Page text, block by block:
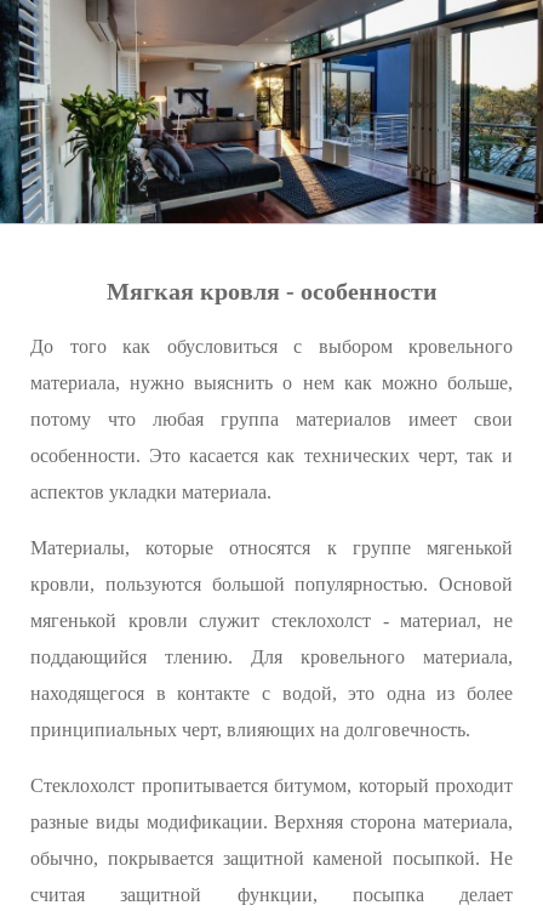
Мягкая кровля - особенности
До того как обусловиться с выбором кровельного
материала, нужно выяснить о нем как можно больше,
потому что любая группа материалов имеет свои
особенности. Это касается как технических черт, так и
аспектов укладки материала.
Материалы, которые относятся к группе мягенькой
кровли, пользуются большой популярностью. Основой
мягенькой кровли служит стеклохолст - материал, не
поддающийся тлению. Для кровельного материала,
находящегося в контакте с водой, это одна из более
принципиальных черт, влияющих на долговечность.
Стеклохолст пропитывается битумом, который проходит
разные виды модификации. Верхняя сторона материала,
обычно, покрывается защитной каменой посыпкой. Не
считая защитной функции, посыпка делает